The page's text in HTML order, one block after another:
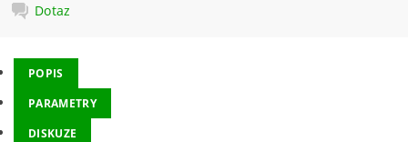
Dotaz
POPIS
PARAMETRY
DISKUZE